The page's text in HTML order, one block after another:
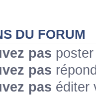
DU FORUM
pas
pas
pas éditer